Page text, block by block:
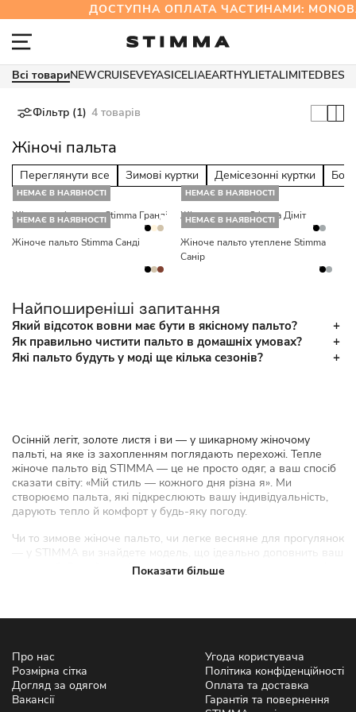
ДОСТУПНА ОПЛАТА ЧАСТИНАМИ:
Всі товариNEWCRUISEVEYASICELIAEARTHYLIETALIMITED
Фільтр (1) 4 товарів
Жіночі пальта
Переглянути все Зимові куртки Демісезонні куртки
НЕМАЄ В НАЯВНОСТІ
Жіноче напівпальто Stimma Гранді
НЕМАЄ В НАЯВНОСТІ
Жіноче пальто Stimma Діміт
НЕМАЄ В НАЯВНОСТІ
Жіноче пальто Stimma Санді
НЕМАЄ В НАЯВНОСТІ
Жіноче пальто утеплене Stimma
Санір
Найпоширеніші запитання
Який відсоток вовни має бути в якісному пальто?
Як правильно чистити пальто в домашніх умовах?
Які пальто будуть у моді ще кілька сезонів?
Осінній легіт, золоте листя і ви — у шикарному жіночому
пальті, на яке із захопленням поглядають перехожі. Тепле
жіноче пальто від STIMMA — це не просто одяг, а ваш спосіб
сказати світу: «Мій стиль — кожного дня різна я». Ми
створюємо пальта, які підкреслюють вашу індивідуальність,
дарують тепло й комфорт у будь-яку погоду.
Чи то зимове жіноче пальто, чи легке весняне для прогулянок
— у STIMMA ви знайдете модель, що ідеально доповнить ваш
гардероб. Відчуйте себе особливою, обираючи у нас жіночі
Зимові, осінні та весняні пальта
Кожен сезон вимагає особливого підходу до стилю. У STIMMA
ми подбали, щоб ви могли купити пальто жіноче, яке ідеально
пасує до погоди та ваших планів. Наші зимові моделі — це
теплі пальта з утеплювачем, що зігрівають навіть у
Показати більше
Про нас
Розмірна сітка
Догляд за одягом
Вакансії
Угода користувача
Політика конфіденційності
Оплата та доставка
Гарантія та повернення